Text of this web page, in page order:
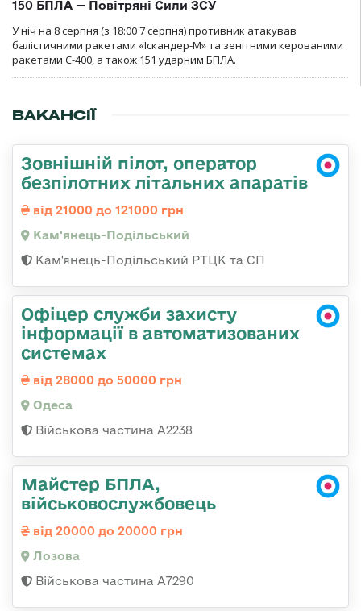
150 БПЛА — Повітряні Сили ЗСУ
У ніч на 8 серпня (з 18:00 7 серпня) противник атакував
балістичними ракетами «Іскандер-М» та зенітними керованими
ракетами С-400, а також 151 ударним БПЛА.
ВАКАНСІЇ
Зовнішній пілот, оператор
безпілотних літальних апаратів
від 21000 до 121000 грн
Кам'янець-Подільський
Кам'янець-Подільський РТЦК та СП
Офіцер служби захисту
інформації в автоматизованих
системах
від 28000 до 50000 грн
Одеса
Військова частина А2238
Майстер БПЛА,
військовослужбовець
від 20000 до 20000 грн
Лозова
Військова частина А7290